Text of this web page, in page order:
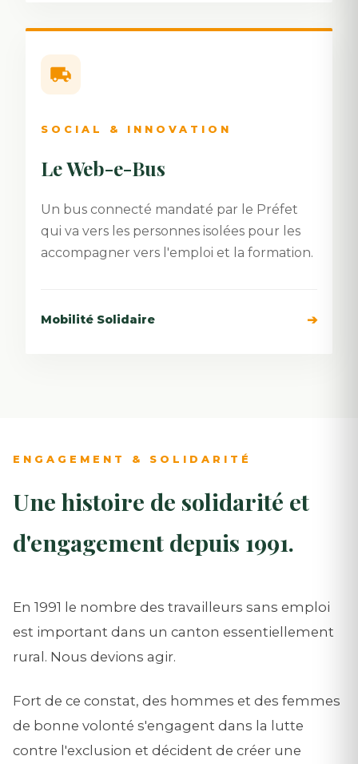
SOCIAL & INNOVATION
Le Web-e-Bus
Un bus connecté mandaté par le Préfet
qui va vers les personnes isolées pour les
accompagner vers l'emploi et la formation.
Mobilité Solidaire ➔
ENGAGEMENT & SOLIDARITÉ
Une histoire de solidarité et
d'engagement depuis 1991.
En 1991 le nombre des travailleurs sans emploi
est important dans un canton essentiellement
rural. Nous devions agir.
Fort de ce constat, des hommes et des femmes
de bonne volonté s'engagent dans la lutte
contre l'exclusion et décident de créer une